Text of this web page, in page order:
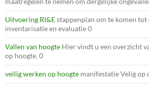
Uitvoering RI&Estappenplan om te komen tot
inventarisatie en evaluatie 0
Vallen van hoogte Hier vindt u een overzicht
op hoogte. 0
veilig werken op hoogte manifestatie Velig op